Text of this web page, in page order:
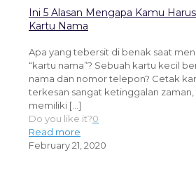
Ini 5 Alasan Mengapa Kamu
Kartu Nama
Apa yang tebersit di benak saat
“kartu nama”? Sebuah kartu kecil
nama dan nomor telepon? Cetak
terkesan sangat ketinggalan
memiliki […]
Do you like it?0
Read more
February 21, 2020